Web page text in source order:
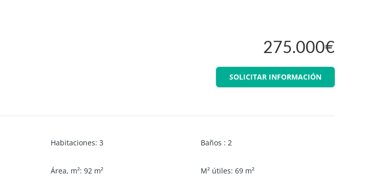
275.000€
SOLICITAR INFORMACIÓN
Habitaciones: 3 Baños : 2
Área, m²: 92 m² M² útiles: 69 m²